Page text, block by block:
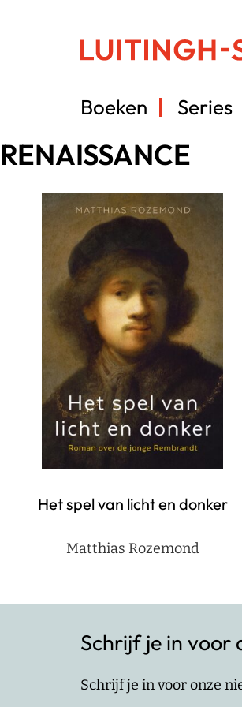
Boeken Series
RENAISSANCE
Het spel van licht en donker
Matthias Rozemond
Schrijf je in voor
Schrijf je in voor onze